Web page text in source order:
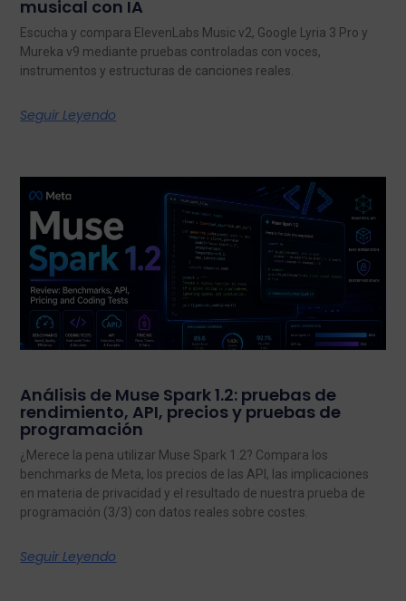
musical con IA
Escucha y compara ElevenLabs Music v2, Google Lyria 3 Pro y
Mureka v9 mediante pruebas controladas con voces,
instrumentos y estructuras de canciones reales.
Seguir Leyendo
Análisis de Muse Spark 1.2: pruebas de
rendimiento, API, precios y pruebas de
programación
¿Merece la pena utilizar Muse Spark 1.2? Compara los
benchmarks de Meta, los precios de las API, las implicaciones
en materia de privacidad y el resultado de nuestra prueba de
programación (3/3) con datos reales sobre costes.
Seguir Leyendo